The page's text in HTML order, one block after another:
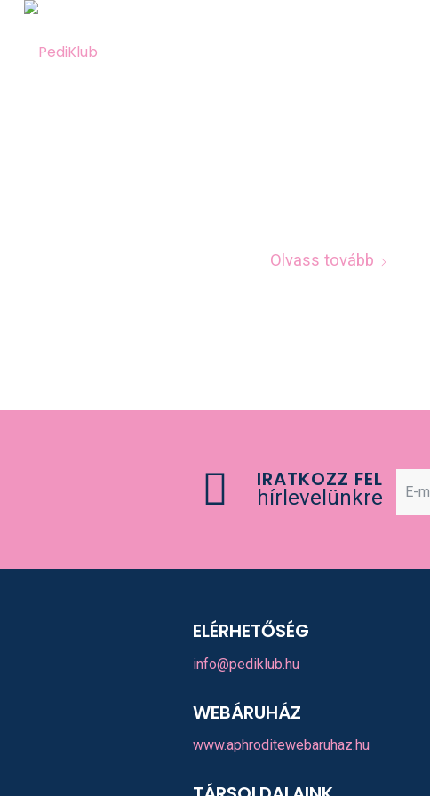
Olvass tovább
IRATKOZZ FEL
hírlevelünkre
ELÉRHETŐSÉG
info@pediklub.hu
WEBÁRUHÁZ
www.aphroditewebaruhaz.hu